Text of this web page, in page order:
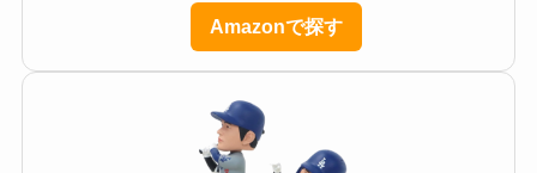
Amazonで探す